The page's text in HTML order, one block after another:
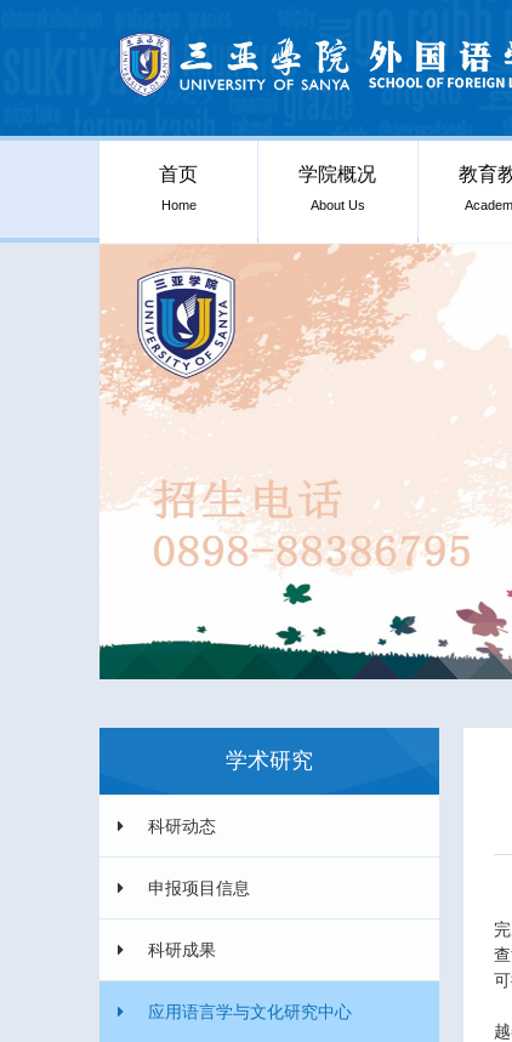
首页
Home
学院概况
About Us
教育
学术研究
科研动态
申报项目信息
科研成果
应用语言学与文化研究中心